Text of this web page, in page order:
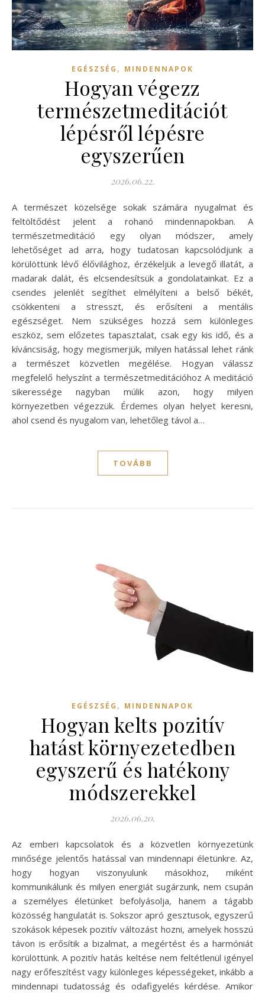
EGÉSZSÉG , MINDENNAPOK
Hogyan végezz
természetmeditációt
lépésről lépésre
egyszerűen
2026.06.22.
A természet közelsége sokak számára nyugalmat és
feltöltődést jelent a rohanó mindennapokban. A
természetmeditáció egy olyan módszer, amely
lehetőséget ad arra, hogy tudatosan kapcsolódjunk a
körülöttünk lévő élővilághoz, érzékeljük a levegő illatát, a
madarak dalát, és elcsendesítsük a gondolatainkat. Ez a
csendes jelenlét segíthet elmélyíteni a belső békét,
csökkenteni a stresszt, és erősíteni a mentális
egészséget. Nem szükséges hozzá sem különleges
eszköz, sem előzetes tapasztalat, csak egy kis idő, és a
kíváncsiság, hogy megismerjük, milyen hatással lehet ránk
a természet közvetlen megélése. Hogyan válassz
megfelelő helyszínt a természetmeditációhoz A meditáció
sikeressége nagyban múlik azon, hogy milyen
környezetben végezzük. Érdemes olyan helyet keresni,
ahol csend és nyugalom van, lehetőleg távol a…
TOVÁBB
EGÉSZSÉG , MINDENNAPOK
Hogyan kelts pozitív
hatást környezetedben
egyszerű és hatékony
módszerekkel
2026.06.20.
Az emberi kapcsolatok és a közvetlen környezetünk
minősége jelentős hatással van mindennapi életünkre. Az,
hogy hogyan viszonyulunk másokhoz, miként
kommunikálunk és milyen energiát sugárzunk, nem csupán
a személyes életünket befolyásolja, hanem a tágabb
közösség hangulatát is. Sokszor apró gesztusok, egyszerű
szokások képesek pozitív változást hozni, amelyek hosszú
távon is erősítik a bizalmat, a megértést és a harmóniát
körülöttünk. A pozitív hatás keltése nem feltétlenül igényel
nagy erőfeszítést vagy különleges képességeket, inkább a
mindennapi tudatosság és odafigyelés kérdése. Amikor